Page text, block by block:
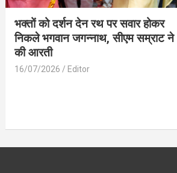
भक्तों को दर्शन देन रथ पर सवार होकर
निकले भगवान जगन्नाथ, सीएम सम्राट ने
की आरती
16/07/2026 Editor